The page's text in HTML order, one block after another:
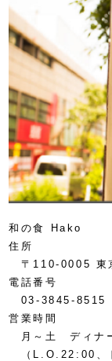
和の食 Hako
住所
〒110-0005 東
電話番号
03-3845-8515
営業時間
月～土 ディナ
（L.O.22:00、